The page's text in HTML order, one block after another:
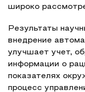
широко
Результаты
внедрение
улучшает учет,
информации о
показателях
процесс